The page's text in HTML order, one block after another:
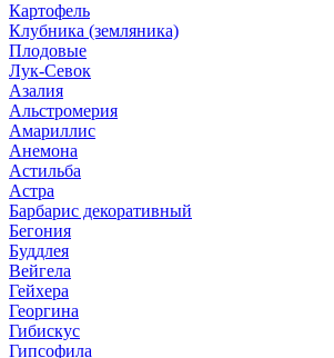
Картофель
Клубника (земляника)
Плодовые
Лук-Севок
Азалия
Альстромерия
Амариллис
Анемона
Астильба
Астра
Барбарис декоративный
Бегония
Буддлея
Вейгела
Гейхера
Георгина
Гибискус
Гипсофила